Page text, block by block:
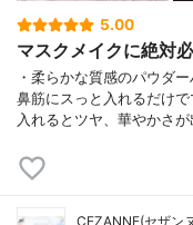
5.00
マスクメイクに絶対
・柔らかな質感のパウダ
鼻筋にスっと入れるだけ
入れるとツヤ、華やかさ
CEZANNE(セザン